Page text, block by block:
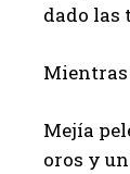
dado las
Mientras
Mejía
oros y